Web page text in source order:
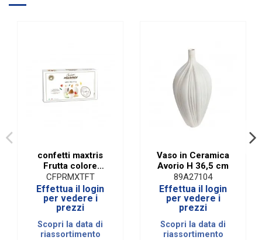
confetti maxtris
Frutta colore
bianco
CFPRMXTFT
Effettua il login
per vedere i
prezzi
Scopri la data di
riassortimento
Vaso in Ceramica
Avorio H 36,5 cm
89A27104
Effettua il login
per vedere i
prezzi
Scopri la data di
riassortimento